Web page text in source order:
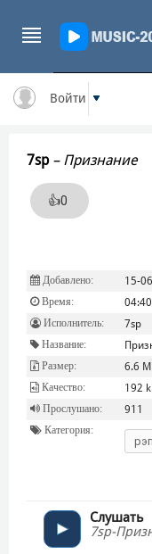
Войти
7sp – Признание
👍0
Добавлено: 15-
Время: 04:40
Исполнитель: 7sp
Название:
Размер: 6.6
Качество: 192
Прослушано: 911
Категория:
Слушать
7sp-